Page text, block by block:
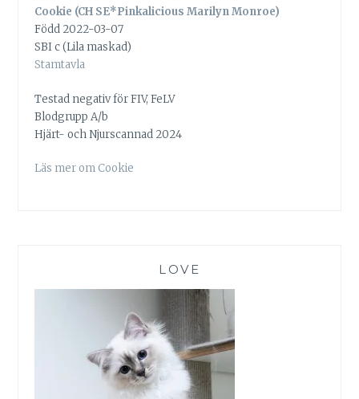
Cookie (CH SE*Pinkalicious Marilyn Monroe)
Född 2022-03-07
SBI c (Lila maskad)
Stamtavla
Testad negativ för FIV, FeLV
Blodgrupp A/b
Hjärt- och Njurscannad 2024
Läs mer om Cookie
LOVE